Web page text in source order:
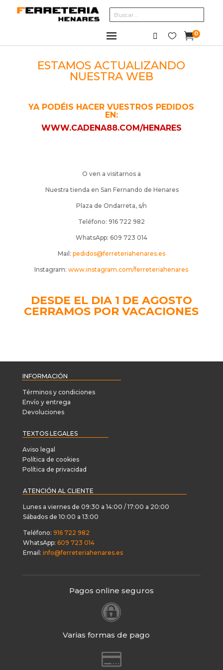
  0
ESTAMOS ACTUALIZANDO
NUESTRA WEB
YA PODÉIS HACER VUESTROS PEDIDOS
EN:
WWW.CADENA88.COM/HENARES
O ven a visitarnos a
Nuestra tienda en San Fernando de Henares
Plaza de Ondarreta, s/n
Teléfono: 916 722 982
WhatsApp: 609 723 014
Mail: pedidos@ferreteriahenares.es
Instagram:www.instagram.com/ferreteriahenares
DESDE EL DIA 1 DE AGOSTO
CERRAMOS POR VACACIONES
INFORMACIÓN
Términos y condiciones
Envío y entrega
Devoluciones
TEXTOS LEGALES
Aviso legal
Política de cookies
Política de privacidad
ATENCIÓN AL CLIENTE
Lunes a viernes de 09:30 a 14:00 / 17:00 a 20:00
Sábados de 10:00 a 13:00
Teléfono: 916 722 982
WhatsApp: 609 723 014
Email: info@ferreteriahenares.es
Pagos online seguros

Varias formas de pago
